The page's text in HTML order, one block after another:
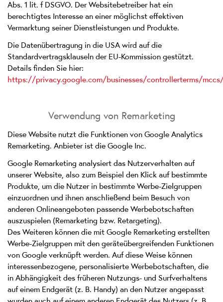
Abs. 1 lit. f DSGVO. Der Websitebetreiber hat ein
berechtigtes Interesse an einer möglichst effektiven
Vermarktung seiner Dienstleistungen und Produkte.
Die Datenübertragung in die USA wird auf die
Standardvertragsklauseln der EU-Kommission gestützt.
Details finden Sie hier:
https://privacy.google.com/businesses/controllerterms/
Verwendung von Remarketing
Diese Website nutzt die Funktionen von Google Analytics
Remarketing. Anbieter ist die Google Inc.
Google Remarketing analysiert das Nutzerverhalten auf
unserer Website, also zum Beispiel den Klick auf bestimmte
Produkte, um die Nutzer in bestimmte Werbe-Zielgruppen
einzuordnen und ihnen anschließend beim Besuch von
anderen Onlineangeboten passende Werbebotschaften
auszuspielen (Remarketing bzw. Retargeting).
Des Weiteren können die mit Google Remarketing erstellten
Werbe-Zielgruppen mit den geräteübergreifenden Funktionen
von Google verknüpft werden. Auf diese Weise können
interessenbezogene, personalisierte Werbebotschaften, die
in Abhängigkeit des früheren Nutzungs- und Surfverhaltens
auf einem Endgerät (z. B. Handy) an den Nutzer angepasst